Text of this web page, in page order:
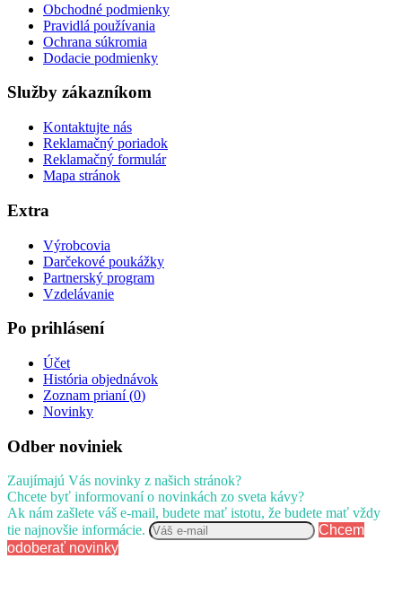
Obchodné podmienky
Pravidlá používania
Ochrana súkromia
Dodacie podmienky
Služby zákazníkom
Kontaktujte nás
Reklamačný poriadok
Reklamačný formulár
Mapa stránok
Extra
Výrobcovia
Darčekové poukážky
Partnerský program
Vzdelávanie
Po prihlásení
Účet
História objednávok
Zoznam prianí (0)
Novinky
Odber noviniek
Zaujímajú Vás novinky z našich stránok?
Chcete byť informovaní o novinkách zo sveta kávy?
Ak nám zašlete váš e-mail, budete mať istotu, že budete mať vždy
tie najnovšie informácie.
Chcem
odoberať novinky